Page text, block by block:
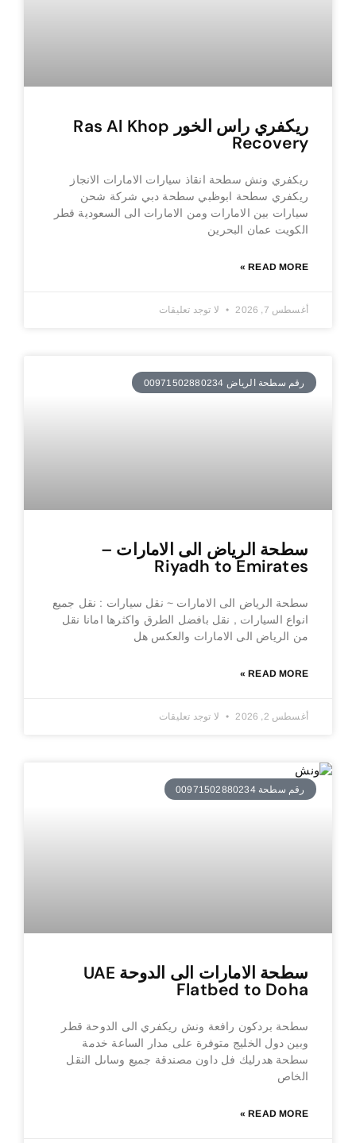
ريكفري راس الخور Ras Al Khop
Recovery
ريكفري ونش سطحة انقاذ سيارات الامارات الانجاز
ريكفري سطحة ابوظبي سطحة دبي شركة شحن
سيارات بين الامارات ومن الامارات الى السعودية قطر
الكويت عمان البحرين
READ MORE »
أغسطس 7, 2026 لا توجد تعليقات
رقم سطحة الرياض 00971502880234
سطحة الرياض الى الامارات –
Riyadh to Emirates
سطحة الرياض الى الامارات ~ نقل سيارات : نقل جميع
انواع السيارات , نقل بافضل الطرق واكثرها امانا نقل
من الرياض الى الامارات والعكس هل
READ MORE »
أغسطس 2, 2026 لا توجد تعليقات
رقم سطحة 00971502880234
سطحة الامارات الى الدوحة UAE
Flatbed to Doha
سطحة بردكون رافعة ونش ريكفري الى الدوحة قطر
وبين دول الخليج متوفرة على مدار الساعة خدمة
سطحة هدرليك فل داون مصندقة جميع وساىل النقل
الخاص
READ MORE »